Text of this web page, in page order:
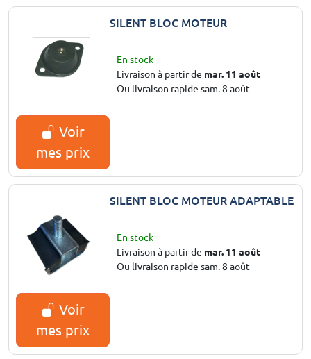
SILENT BLOC MOTEUR
En stock
Livraison à partir de mar. 11 août
Ou livraison rapide sam. 8 août
Voir
mes prix
SILENT BLOC MOTEUR ADAPTABLE
En stock
Livraison à partir de mar. 11 août
Ou livraison rapide sam. 8 août
Voir
mes prix